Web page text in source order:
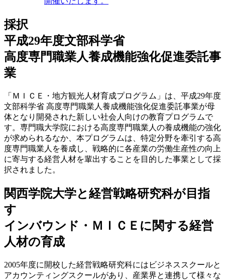
採択
平成29年度文部科学省
高度専門職業人養成機能強化促進委託事
業
「ＭＩＣＥ・地方観光人材育成プログラム」は、平成29年度
文部科学省 高度専門職業人養成機能強化促進委託事業が母
体となり開発された新しい社会人向けの教育プログラムで
す。専門職大学院における高度専門職業人の養成機能の強化
が求められるなか、本プログラムは、特定分野を牽引する高
度専門職業人を養成し、戦略的に各産業の労働生産性の向上
に寄与する経営人材を輩出することを目的した事業として採
択されました。
関西学院大学と経営戦略研究科が目指
す
インバウンド・ＭＩＣＥに関する経営
人材の育成
2005年度に開校した経営戦略研究科にはビジネススクールと
アカウンティングスクールがあり、産業界と連携して様々な